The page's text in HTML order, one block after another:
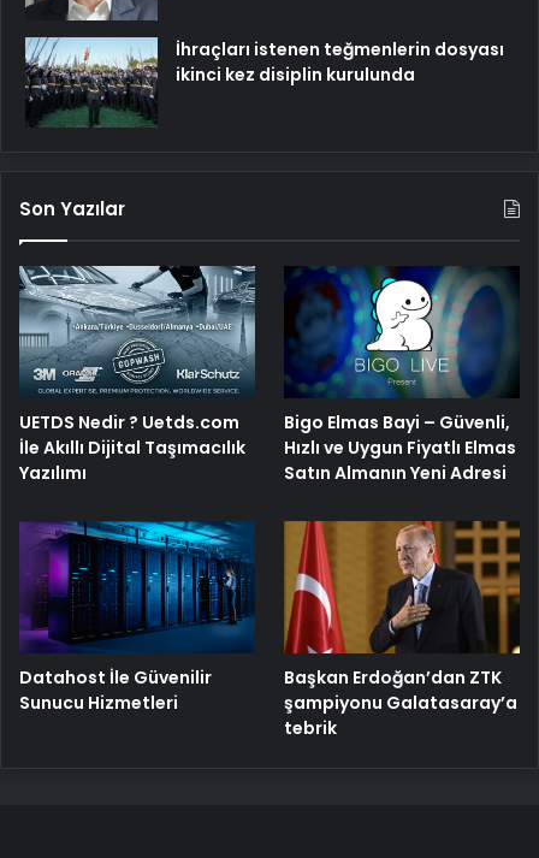
İhraçları istenen teğmenlerin dosyası
ikinci kez disiplin kurulunda
Son Yazılar
UETDS Nedir ? Uetds.com
İle Akıllı Dijital Taşımacılık
Yazılımı
Bigo Elmas Bayi – Güvenli,
Hızlı ve Uygun Fiyatlı Elmas
Satın Almanın Yeni Adresi
Datahost İle Güvenilir
Sunucu Hizmetleri
Başkan Erdoğan’dan ZTK
şampiyonu Galatasaray’a
tebrik